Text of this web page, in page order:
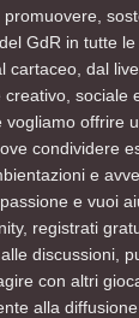
GdR in tutte
cartaceo, dal live
sociale
vogliamo offrire
condividere
e
e vuoi
registrati
discussioni,
con altri
alla diffusione